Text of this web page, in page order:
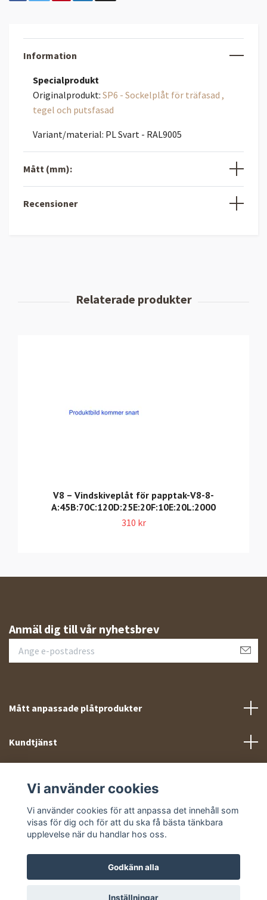
Information
Specialprodukt
Originalprodukt: SP6 - Sockelplåt för träfasad ,
tegel och putsfasad
Variant/material: PL Svart - RAL9005
Mått (mm):
Recensioner
V8 – Vindskiveplåt för papptak-V8-8-
A:45B:70C:120D:25E:20F:10E:20L:2000
310 kr
Anmäl dig till vår nyhetsbrev
Mått anpassade plåtprodukter
Kundtjänst
Sociala medier
© 2026 Takprofiler.se
Vi använder cookies
Vi använder cookies för att anpassa det innehåll som
visas för dig och för att du ska få bästa tänkbara
upplevelse när du handlar hos oss.
Godkänn alla
Inställningar